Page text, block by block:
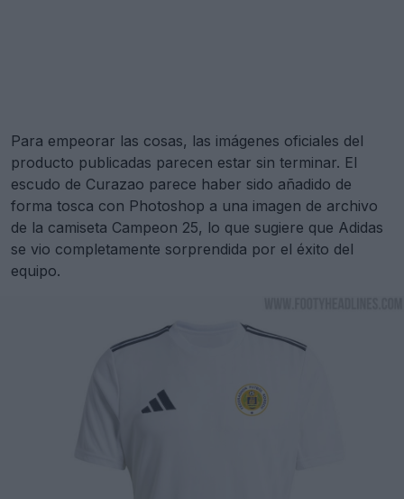
Para empeorar las cosas, las imágenes oficiales del
producto publicadas parecen estar sin terminar. El
escudo de Curazao parece haber sido añadido de
forma tosca con Photoshop a una imagen de archivo
de la camiseta Campeon 25, lo que sugiere que Adidas
se vio completamente sorprendida por el éxito del
equipo.